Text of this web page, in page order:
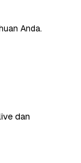
Anda.
dan